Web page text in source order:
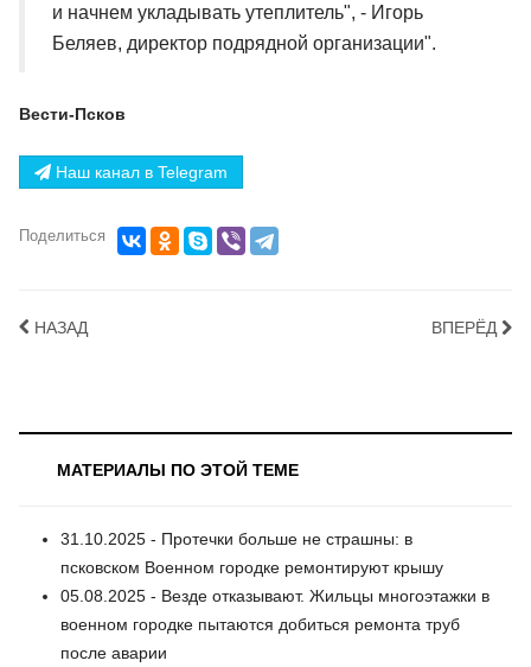
и начнем укладывать утеплитель", - Игорь
Беляев, директор подрядной организации".
Вести-Псков
Наш канал в Telegram
Поделиться
НАЗАД ВПЕРЁД
МАТЕРИАЛЫ ПО ЭТОЙ ТЕМЕ
31.10.2025 - Протечки больше не страшны: в
псковском Военном городке ремонтируют крышу
05.08.2025 - Везде отказывают. Жильцы многоэтажки в
военном городке пытаются добиться ремонта труб
после аварии